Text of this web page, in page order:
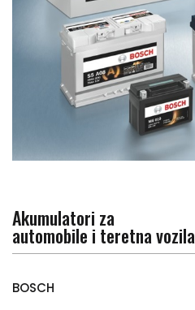
Akumulatori za
automobile i teretna vozila
BOSCH